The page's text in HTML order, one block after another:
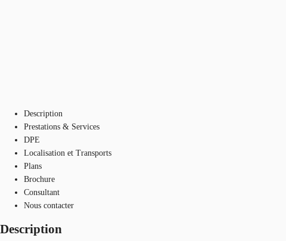
Description
Prestations & Services
DPE
Localisation et Transports
Plans
Brochure
Consultant
Nous contacter
Description